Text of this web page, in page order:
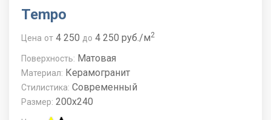
Tempo
Цена от 4 250 до 4 250 руб./м2
Поверхность: Матовая
Материал: Керамогранит
Стилистика: Современный
Размер: 200x240